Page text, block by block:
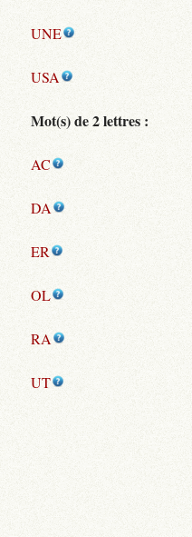
UNE
USA
Mot(s) de 2 lettres :
AC
DA
ER
OL
RA
UT